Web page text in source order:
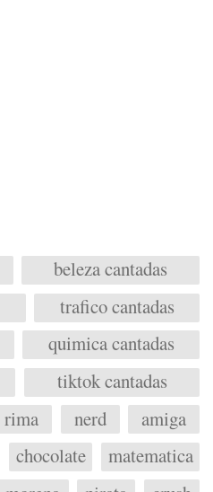
beleza cantadas
trafico cantadas
quimica cantadas
tiktok cantadas
rima nerd
amiga
chocolate
matematica